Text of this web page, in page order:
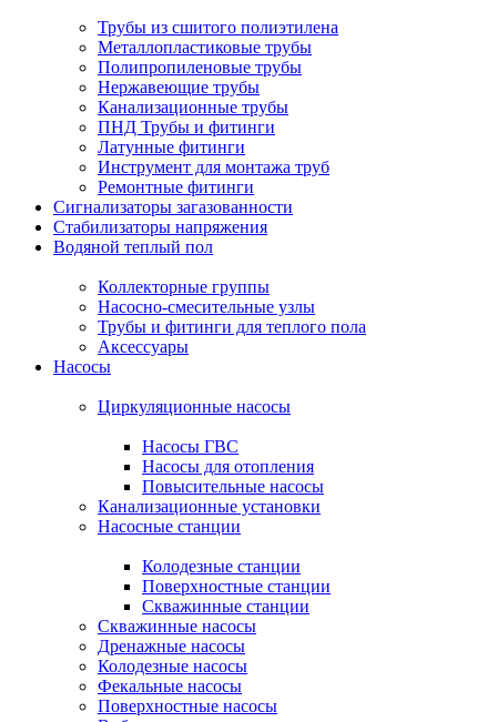
Трубы из сшитого полиэтилена
Металлопластиковые трубы
Полипропиленовые трубы
Нержавеющие трубы
Канализационные трубы
ПНД Трубы и фитинги
Латунные фитинги
Инструмент для монтажа труб
Ремонтные фитинги
Сигнализаторы загазованности
Стабилизаторы напряжения
Водяной теплый пол
Коллекторные группы
Насосно-смесительные узлы
Трубы и фитинги для теплого пола
Аксессуары
Насосы
Циркуляционные насосы
Насосы ГВС
Насосы для отопления
Повысительные насосы
Канализационные установки
Насосные станции
Колодезные станции
Поверхностные станции
Скважинные станции
Скважинные насосы
Дренажные насосы
Колодезные насосы
Фекальные насосы
Поверхностные насосы